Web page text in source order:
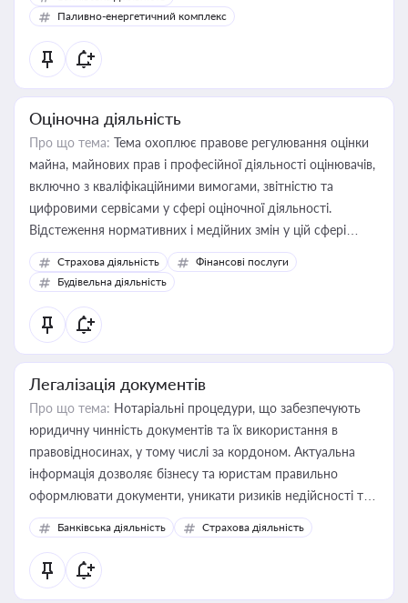
Паливно-енергетичний комплекс
Оціночна діяльність
Про що тема: Тема охоплює правове регулювання оцінки
майна, майнових прав і професійної діяльності оцінювачів,
включно з кваліфікаційними вимогами, звітністю та
цифровими сервісами у сфері оціночної діяльності.
Відстеження нормативних і медійних змін у цій сфері
корисне для власника бізнесу, керівника, юриста або
бухгалтера під час оподаткування, приватизації, оренди
державного майна, корпоративних угод і перевірки
статусу суб'єктів оціночної діяльності
Страхова діяльність
Фінансові послуги
Будівельна діяльність
Легалізація документів
Про що тема: Нотаріальні процедури, що забезпечують
юридичну чинність документів та їх використання в
правовідносинах, у тому числі за кордоном. Актуальна
інформація дозволяє бізнесу та юристам правильно
оформлювати документи, уникати ризиків недійсності та
забезпечувати їх належне прийняття органами влади та
контрагентами
Банківська діяльність Страхова діяльність